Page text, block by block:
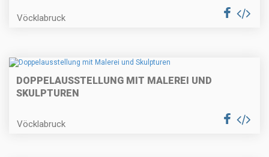
Vöcklabruck
DOPPELAUSSTELLUNG MIT MALEREI UND
SKULPTUREN
Vöcklabruck